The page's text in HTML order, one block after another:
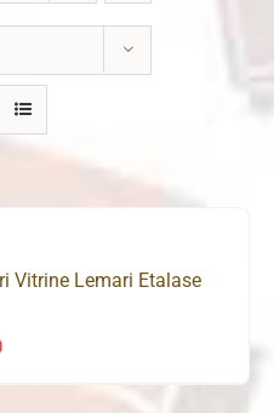
Vitrine Lemari Etalase
Current